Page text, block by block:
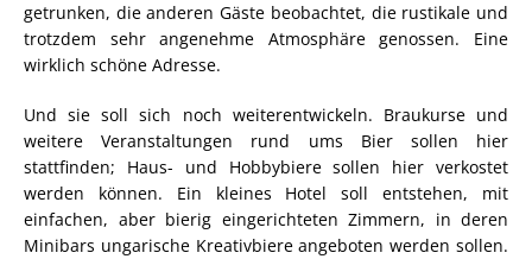
getrunken, die anderen Gäste beobachtet, die rustikale und
trotzdem sehr angenehme Atmosphäre genossen. Eine
wirklich schöne Adresse.
Und sie soll sich noch weiterentwickeln. Braukurse und
weitere Veranstaltungen rund ums Bier sollen hier
stattfinden; Haus- und Hobbybiere sollen hier verkostet
werden können. Ein kleines Hotel soll entstehen, mit
einfachen, aber bierig eingerichteten Zimmern, in deren
Minibars ungarische Kreativbiere angeboten werden sollen.